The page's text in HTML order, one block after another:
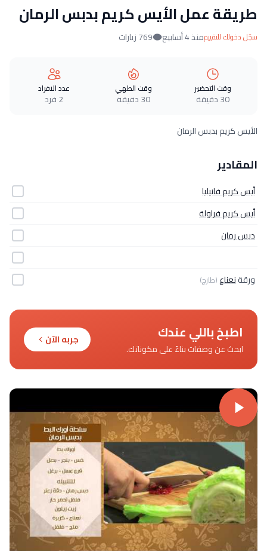
طريقة عمل الأيس كريم بدبس الرمان
سجّل دخولك للتقييممنذ 4 أسابيع 769 زيارات
وقت التحضير
30 دقيقة
وقت الطهي
30 دقيقة
عدد الافراد
2 فرد
الأيس كريم بدبس الرمان
المقادير
أيس كريم فانيليا
أيس كريم فراولة
دبس رمان
ورقةنعناع(طازج)
اطبخ باللي عندك
ابحث عن وصفات بناءً على مكوناتك.
جربه الآن